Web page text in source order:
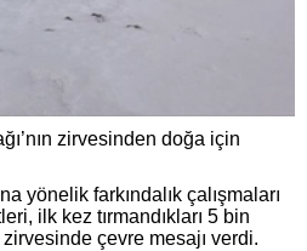
zirvesinden doğa için
yönelik farkındalık çalışmaları
ilk kez tırmandıkları 5 bin
zirvesinde çevre mesajı verdi.